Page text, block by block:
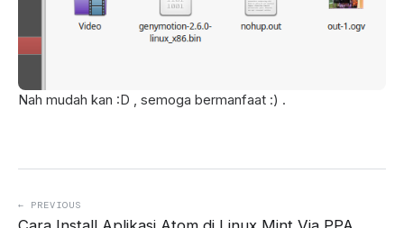
Nah mudah kan :D , semoga bermanfaat :) .
← PREVIOUS